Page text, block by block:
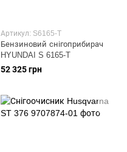
Артикул: S6165-T
Бензиновий снігоприбирач
HYUNDAI S 6165-T
52 325 грн